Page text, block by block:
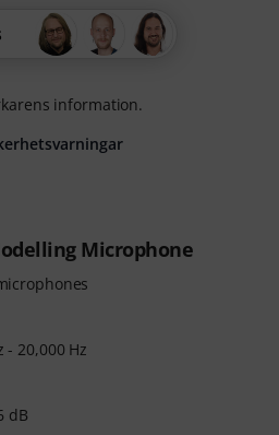
Microphone
- 20,000 Hz
dB
information.